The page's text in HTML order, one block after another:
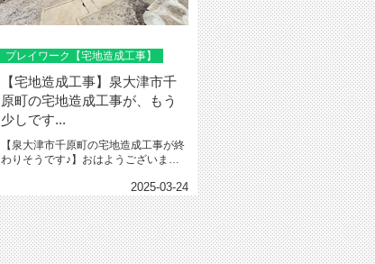
プレイワーク【宅地造成工事】
【宅地造成工事】泉大津市千
原町の宅地造成工事が、もう
少しです...
【泉大津市千原町の宅地造成工事が終
わりそうです♪】おはようございます
2025-03-24